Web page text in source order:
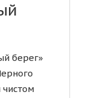
берег»
чистом